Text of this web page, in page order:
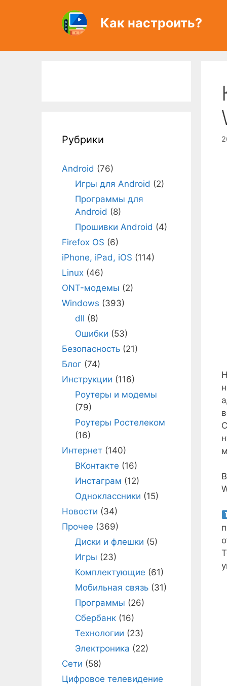
Как настроить?
Рубрики
Android (76)
Игры для Android (2)
Программы для
Android (8)
Прошивки Android (4)
Firefox OS (6)
iPhone, iPad, iOS (114)
Linux (46)
ONT-модемы (2)
Windows (393)
dll (8)
Ошибки (53)
Безопасность (21)
Блог (74)
Инструкции (116)
Роутеры и модемы
(79)
Роутеры Ростелеком
(16)
Интернет (140)
ВКонтакте (16)
Инстаграм (12)
Одноклассники (15)
Новости (34)
Прочее (369)
Диски и флешки (5)
Игры (23)
Комплектующие (61)
Мобильная связь(31)
Программы (26)
Сбербанк(16)
Технологии (23)
Электроника (22)
Сети (58)
Цифровое телевидение